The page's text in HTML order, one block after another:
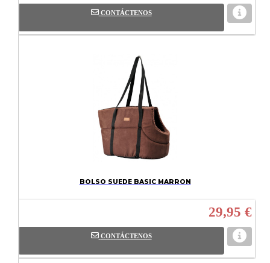
CONTÁCTENOS
BOLSO SUEDE BASIC MARRON
29,95 €
CONTÁCTENOS